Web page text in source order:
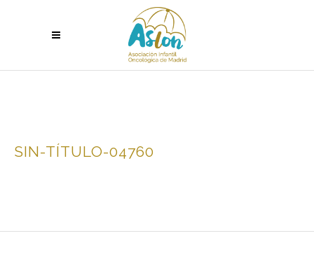
SIN-TÍTULO-04760